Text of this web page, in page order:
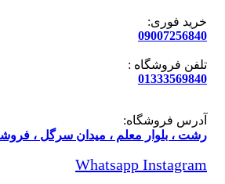
فوری:
فروشگاه :
فروشگاه:
، بلوار معلم ، میدان سرگل ، فروشگاه
Whatsapp